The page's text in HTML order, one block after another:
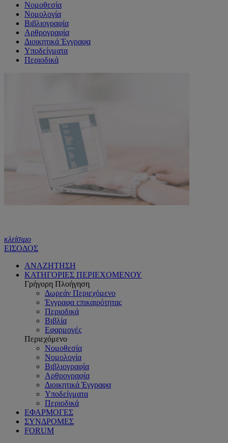
Νομοθεσία
Νομολογία
Βιβλιογραφία
Αρθρογραφία
Διοικητικά Έγγραφα
Υποδείγματα
Περιοδικά
κλείσιμο
ΕΙΣΟΔΟΣ
ΑΝΑΖΗΤΗΣΗ
ΚΑΤΗΓΟΡΙΕΣ ΠΕΡΙΕΧΟΜΕΝΟΥ
Γρήγορη Πλοήγηση
Δωρεάν Περιεχόμενο
Έγγραφα επικαιρότητας
Περιοδικά
Βιβλία
Εφαρμογές
Περιεχόμενο
Νομοθεσία
Νομολογία
Βιβλιογραφία
Αρθρογραφία
Διοικητικά Έγγραφα
Υποδείγματα
Περιοδικά
ΕΦΑΡΜΟΓΕΣ
ΣΥΝΔΡΟΜΕΣ
FORUM